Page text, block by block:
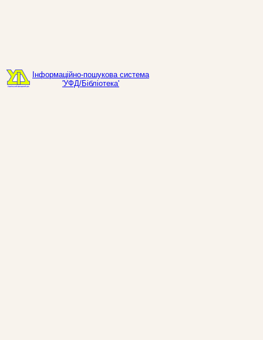
Інформаційно-пошукова система
'УФД/Бібліотека'